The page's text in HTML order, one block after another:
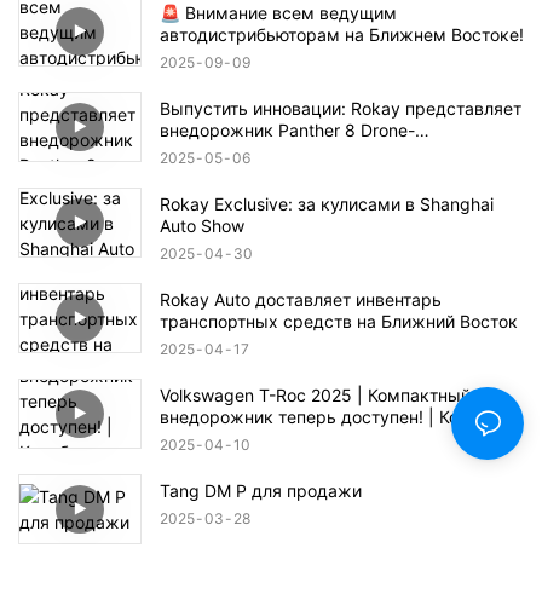
🚨 Внимание всем ведущим
автодистрибьюторам на Ближнем Востоке!
2025 09 09
Выпустить инновации: Rokay представляет
внедорожник Panther 8 Drone-
интегрированный
2025 05 06
Rokay Exclusive: за кулисами в Shanghai
Auto Show
2025 04 30
Rokay Auto доставляет инвентарь
транспортных средств на Ближний Восток
2025 04 17
Volkswagen T-Roc 2025 | Компактный
внедорожник теперь доступен! | Корабль и
транспорт в порт Цзебея Али
2025 04 10
Tang DM P для продажи
2025 03 28